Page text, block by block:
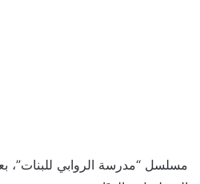
مسلسل “مدرسة الروابي للبنات”،